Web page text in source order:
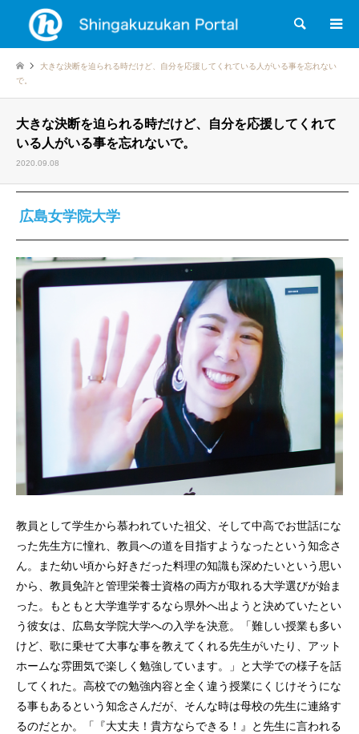
検索
大きな決断を迫られる時だけど、自分を応援してくれている人がいる事を忘れない
で。
大きな決断を迫られる時だけど、自分を応援してくれて
いる人がいる事を忘れないで。
2020.09.08
広島女学院大学
教員として学生から慕われていた祖父、そして中高でお世話にな
った先生方に憧れ、教員への道を目指すようなったという知念さ
ん。また幼い頃から好きだった料理の知識も深めたいという思い
から、教員免許と管理栄養士資格の両方が取れる大学選びが始ま
った。もともと大学進学するなら県外へ出ようと決めていたとい
う彼女は、広島女学院大学への入学を決意。「難しい授業も多い
けど、歌に乗せて大事な事を教えてくれる先生がいたり、アット
ホームな雰囲気で楽しく勉強しています。」と大学での様子を話
してくれた。高校での勉強内容と全く違う授業にくじけそうにな
る事もあるという知念さんだが、そんな時は母校の先生に連絡す
るのだとか。「『大丈夫！貴方ならできる！』と先生に言われる